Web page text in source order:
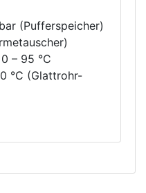
(Pufferspeicher)
0 – 95 °C
°C (Glattrohr-